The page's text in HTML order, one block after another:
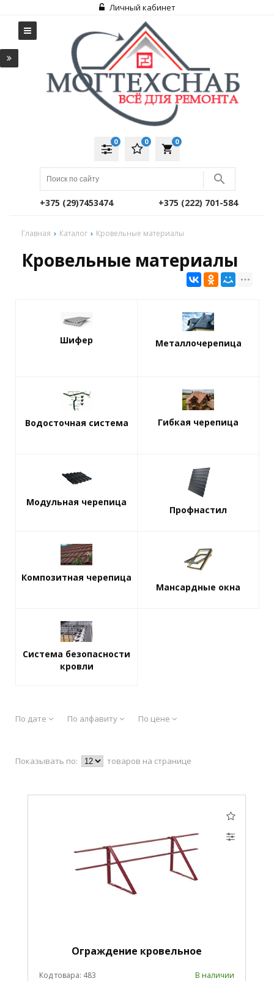
Личный кабинет
local_grocery_store
0
0
0
+375 (29)7453474 +375 (222) 701-584
Главная Каталог Кровельные материалы
Кровельные материалы
Шифер Металлочерепица
Водосточная система Гибкая черепица
Модульная черепица
Профнастил
Композитная черепица
Мансардные окна
Система безопасности
кровли
По дате По алфавиту По цене
Показывать по: товаров на странице
Ограждение кровельное
Код товара: 483 В наличии